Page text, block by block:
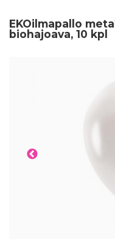
EKOilmapallo
biohajoava, 10 kpl